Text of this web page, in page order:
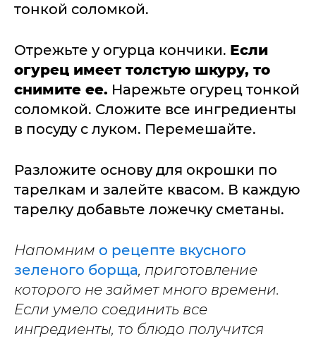
тонкой соломкой.
Отрежьте у огурца кончики. Если
огурец имеет толстую шкуру, то
снимите ее. Нарежьте огурец тонкой
соломкой. Сложите все ингредиенты
в посуду с луком. Перемешайте.
Разложите основу для окрошки по
тарелкам и залейте квасом. В каждую
тарелку добавьте ложечку сметаны.
Напомним о рецепте вкусного
зеленого борща, приготовление
которого не займет много времени.
Если умело соединить все
ингредиенты, то блюдо получится